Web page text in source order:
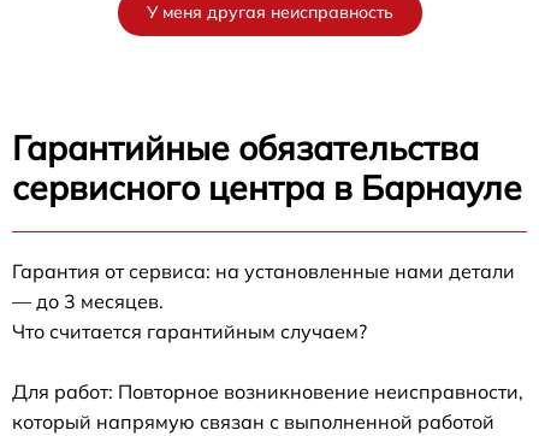
У меня другая неисправность
Гарантийные обязательства
сервисного центра в Барнауле
Гарантия от сервиса: на установленные нами детали
— до 3 месяцев.
Что считается гарантийным случаем?
Для работ: Повторное возникновение неисправности,
который напрямую связан с выполненной работой